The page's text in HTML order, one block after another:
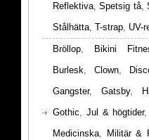
Reflektiva,Spetsig tå,
Stålhätta, T-strap, UV-
Bröllop, Bikini
Burlesk, Clown,
Gangster, Gatsby,
Gothic, Jul & högtider,
Medicinska, Militär &